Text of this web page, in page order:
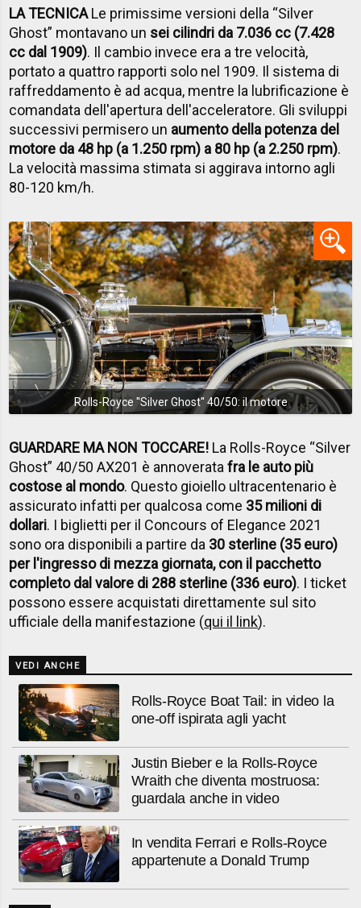
LA TECNICALe primissime versioni della “Silver
Ghost” montavano un sei cilindri da 7.036 cc (7.428
cc dal 1909). Il cambio invece era a tre velocità,
portato a quattro rapporti solo nel 1909. Il sistema di
raffreddamento è ad acqua, mentre la lubrificazione è
comandata dell'apertura dell'acceleratore. Gli sviluppi
successivi permisero un aumento della potenza del
motore da 48 hp (a 1.250 rpm) a 80 hp (a 2.250 rpm).
La velocità massima stimata si aggirava intorno agli
80-120 km/h.
Rolls-Royce ''Silver Ghost'' 40/50: il motore
GUARDARE MA NON TOCCARE! La Rolls-Royce “Silver
Ghost” 40/50 AX201 è annoveratafra le auto più
costose al mondo. Questo gioiello ultracentenario è
assicurato infatti per qualcosa come 35 milioni di
dollari. I biglietti per il Concours of Elegance 2021
sono ora disponibili a partire da 30 sterline (35 euro)
per l'ingresso di mezza giornata, con il pacchetto
completo dal valore di 288 sterline (336 euro). I ticket
possono essere acquistati direttamente sul sito
ufficiale della manifestazione (qui il link).
VEDI ANCHE
Rolls-Royce Boat Tail: in video la
one-off ispirata agli yacht
Justin Bieber e la Rolls-Royce
Wraith che diventa mostruosa:
guardala anche in video
In vendita Ferrari e Rolls-Royce
appartenute a Donald Trump